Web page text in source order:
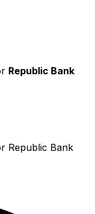
Republic Bank
Republic Bank